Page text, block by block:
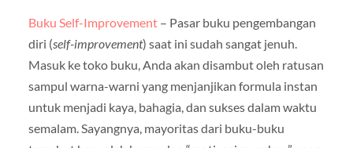
Buku Self-Improvement– Pasar buku pengembangan
diri (self-improvement) saat ini sudah sangat jenuh.
Masuk ke toko buku, Anda akan disambut oleh ratusan
sampul warna-warni yang menjanjikan formula instan
untuk menjadi kaya, bahagia, dan sukses dalam waktu
semalam. Sayangnya, mayoritas dari buku-buku